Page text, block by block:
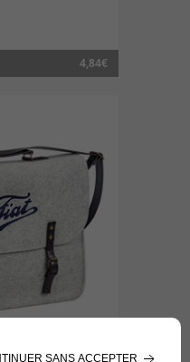
4,84€